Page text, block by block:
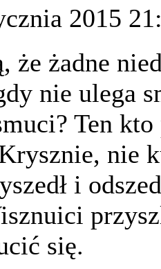
2015
że żadne
nie ulega
Ten kto
nie
i
się.